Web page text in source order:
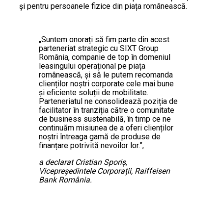
și pentru persoanele fizice din piața românească.
„Suntem onorați să fim parte din acest
parteneriat strategic cu SIXT Group
România, companie de top în domeniul
leasingului operațional pe piața
românească, și să le putem recomanda
clienților noștri corporate cele mai bune
și eficiente soluții de mobilitate.
Parteneriatul ne consolidează poziția de
facilitator în tranziția către o comunitate
de business sustenabilă, în timp ce ne
continuăm misiunea de a oferi clienților
noștri întreaga gamă de produse de
finanțare potrivită nevoilor lor.”,
a declarat Cristian Sporiș,
Vicepreședintele Corporații, Raiffeisen
Bank România.